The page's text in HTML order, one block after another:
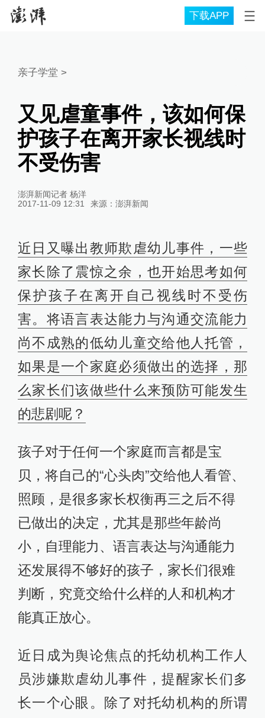
下载APP
亲子学堂 >
又见虐童事件，该如何保
护孩子在离开家长视线时
不受伤害
澎湃新闻记者 杨洋
2017-11-09 12:31
来源： 澎湃新闻
近日又曝出教师欺虐幼儿事件，一些
家长除了震惊之余，也开始思考如何
保护孩子在离开自己视线时不受伤
害。将语言表达能力与沟通交流能力
尚不成熟的低幼儿童交给他人托管，
如果是一个家庭必须做出的选择，那
么家长们该做些什么来预防可能发生
的悲剧呢？
孩子对于任何一个家庭而言都是宝
贝，将自己的“心头肉”交给他人看管、
照顾，是很多家长权衡再三之后不得
已做出的决定，尤其是那些年龄尚
小，自理能力、语言表达与沟通能力
还发展得不够好的孩子，家长们很难
判断，究竟交给什么样的人和机构才
能真正放心。
近日成为舆论焦点的托幼机构工作人
员涉嫌欺虐幼儿事件，提醒家长们多
长一个心眼。除了对托幼机构的所谓